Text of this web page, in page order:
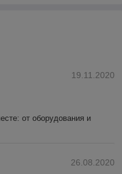
19.11.2020
от оборудования и
26.08.2020